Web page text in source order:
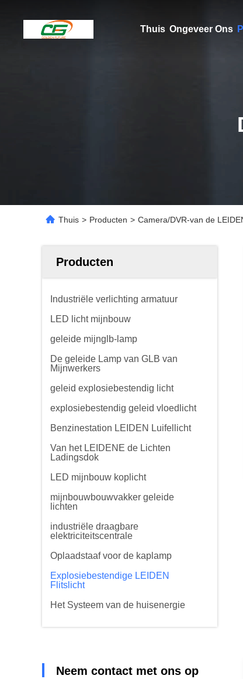
Thuis Ongeveer Ons
Thuis > Producten > Camera/DVR-van de
Producten
Industriële verlichting armatuur
LED licht mijnbouw
geleide mijnglb-lamp
De geleide Lamp van GLB van
Mijnwerkers
geleid explosiebestendig licht
explosiebestendig geleid vloedlicht
Benzinestation LEIDEN Luifellicht
Van het LEIDENE de Lichten
Ladingsdok
LED mijnbouw koplicht
mijnbouwbouwvakker geleide
lichten
industriële draagbare
elektriciteitscentrale
Oplaadstaaf voor de kaplamp
Explosiebestendige LEIDEN
Flitslicht
Het Systeem van de huisenergie
Neem contact met ons op